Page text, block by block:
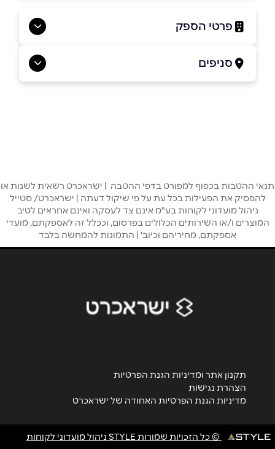
פרטי הספק
באתר בפייסבוק באינסטגרם
טלפון*
אימייל*
סניפים
תנאי ההטבות בכפוף למפורט בדפי ההטבה | ישראכרט רשאית לשנות או
להפסיק את הפעילות בכל עת על פי שיקול דעתה | ישראכרט/ סטייל
ניהול מועדוני לקוחות בע"מ אינם צד לעסקה ואינם אחראים לטיב
המוצרים ו/או השירותים הכלולים בפרסום, וככלל זה לאספקתם, מועדי
אספקתם, מחיריהם וכיוב' | התמונות להמחשה בלבד
תקנון אתר ומדיניות הגנת הפרטיות
הצהרת נגישות
מדיניות הגנת הפרטיות האחודה של ישראכרט
© כל הזכויות שמורות STYLE ניהול מועדוני לקוחות